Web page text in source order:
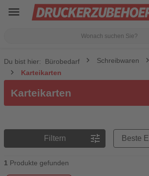
menu
Du bist hier: Bürobedarf Schreibwaren
Karteikarten
Karteikarten
Filtern tune
Preisreihenfolge
1 Produkte gefunden